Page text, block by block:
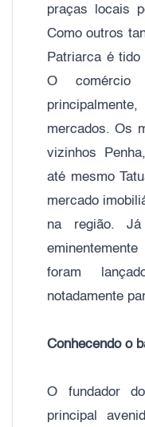
praças locais
Como outros
Patriarca é
O
mercados. Os
vizinhos
até mesmo
mercado
na região.
foram
notadamente
Conhecendo o
O fundador
principal